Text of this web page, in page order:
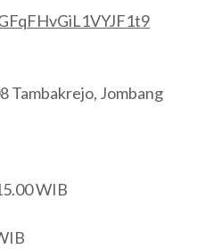
Tambakrejo, Jombang
WIB